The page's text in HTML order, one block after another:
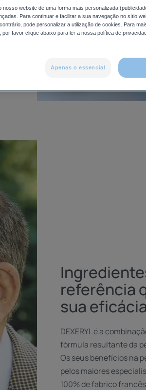
referência
sua
DEXERYL é a
fórmula resultante da
Os seus benefícios na
pelos maiores
100% de fabrico
website de uma forma mais personalizada
Para continuar e facilitar a sua navegação no sítio
pode personalizar a utilização de cookies. Para
favor clique abaixo para ler a nossa política de
Apenas o essencial